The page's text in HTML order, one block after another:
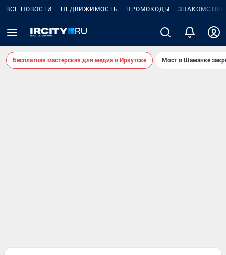
ВСЕ НОВОСТИ НЕДВИЖИМОСТЬ ПРОМОКОДЫ ЗНАКОМСТВА
Бесплатная мастерская для медиа в Иркутске Мост в Шаманке